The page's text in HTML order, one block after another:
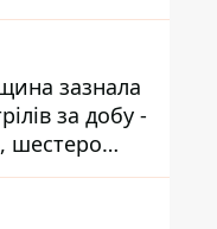
зазнала
за добу -
шестеро